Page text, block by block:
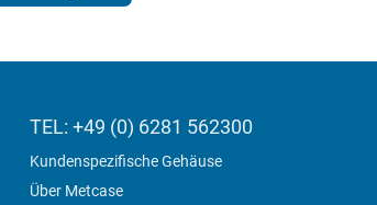
TEL: +49 (0) 6281 562300
Kundenspezifische Gehäuse
Über Metcase